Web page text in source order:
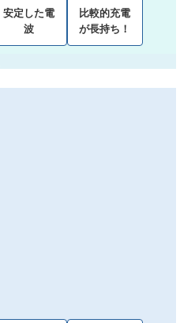
安定した電
波
比較的充電
が長持ち！